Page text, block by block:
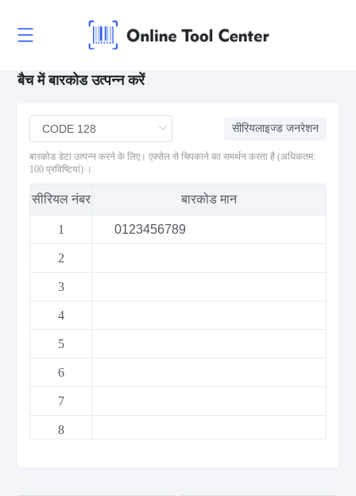
बैच में बारकोड उत्पन्न करें
सीरियलाइज्ड जनरेशन
बारकोड डेटा उत्पन्न करने के लिए। एक्सेल से चिपकाने का समर्थन करता है (अधिकतम:
100 प्रविष्टियां) ।
सीरियल नंबर बारकोड मान
1
2
3
4
5
6
7
8